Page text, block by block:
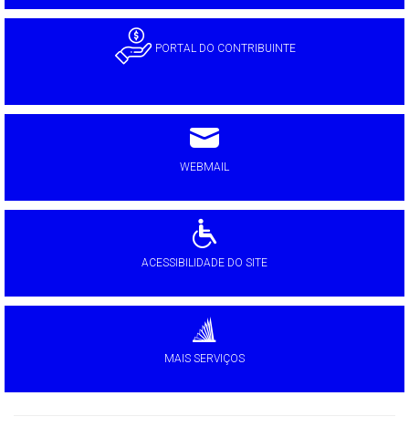
PORTAL DO CONTRIBUINTE
WEBMAIL
ACESSIBILIDADE DO SITE
MAIS SERVIÇOS